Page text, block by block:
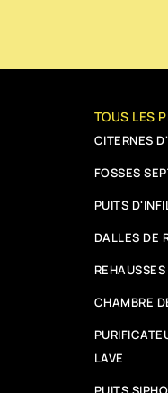
TOUS LES
CITERNES
FOSSES
PUITS
DALLES DE
REHAUSSES
CHAMBRE
LAVE